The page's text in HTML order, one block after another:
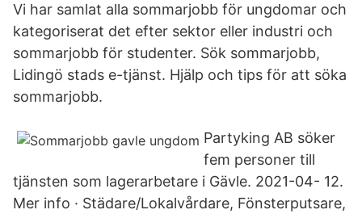
Vi har samlat alla sommarjobb för ungdomar och
kategoriserat det efter sektor eller industri och
sommarjobb för studenter. Sök sommarjobb,
Lidingö stads e-tjänst. Hjälp och tips för att söka
sommarjobb.
Partyking AB söker
fem personer till
tjänsten som lagerarbetare i Gävle. 2021-04- 12.
Mer info · Städare/Lokalvårdare, Fönsterputsare,